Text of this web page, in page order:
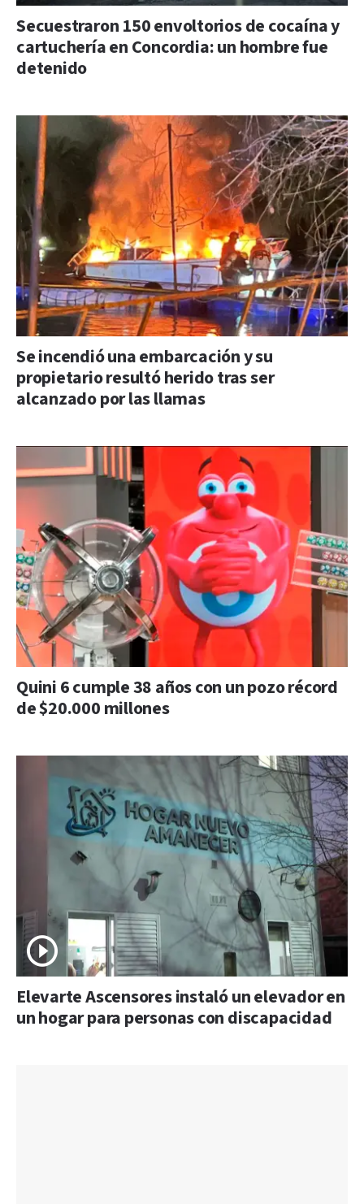
Secuestraron 150 envoltorios de cocaína y
cartuchería en Concordia: un hombre fue
detenido
Se incendió una embarcación y su
propietario resultó herido tras ser
alcanzado por las llamas
Quini 6 cumple 38 años con un pozo récord
de $20.000 millones
Elevarte Ascensores instaló un elevador en
un hogar para personas con discapacidad